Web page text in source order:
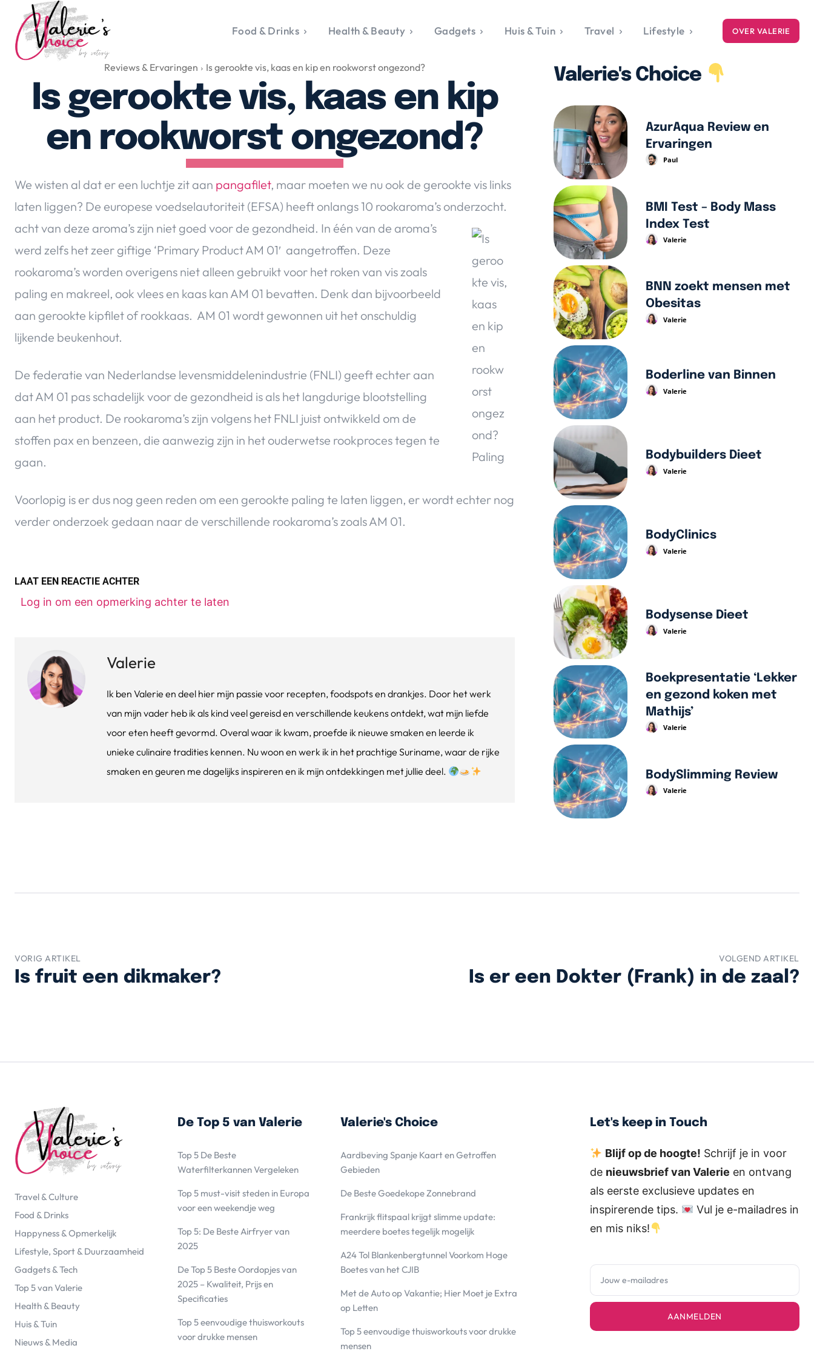
Valerie's Topics
Travel & Culture
Food & Drinks
Happyness & Opmerkelijk
Lifestyle, Sport &
Duurzaamheid
Gadgets & Tech
Top 5 van Valerie
Health & Beauty
Huis & Tuin
Nieuws & Media
Over Valerie
De Top 5
Food & Drinks
Health & Beauty
Huis & Tuin
Lifestyle
Food & Drinks Health & Beauty Gadgets Huis & Tuin Travel Lifestyle OVER VALERIE
Reviews & Ervaringen Is gerookte vis, kaas en kip en rookworst ongezond?
Is gerookte vis, kaas en kip
en rookworst ongezond?
We wisten al dat er een luchtje zit aan pangafilet, maar moeten we nu ook de gerookte vis links
laten liggen? De europese voedselautoriteit (EFSA) heeft onlangs 10 rookaroma’s onderzocht.
acht van deze aroma’s zijn niet goed voor de gezondheid. In één van de aroma’s
werd zelfs het zeer giftige ‘Primary Product AM 01′ aangetroffen. Deze
rookaroma’s worden overigens niet alleen gebruikt voor het roken van vis zoals
paling en makreel, ook vlees en kaas kan AM 01 bevatten. Denk dan bijvoorbeeld
aan gerookte kipfilet of rookkaas. AM 01 wordt gewonnen uit het onschuldig
lijkende beukenhout.
De federatie van Nederlandse levensmiddelenindustrie (FNLI) geeft echter aan
dat AM 01 pas schadelijk voor de gezondheid is als het langdurige blootstelling
aan het product. De rookaroma’s zijn volgens het FNLI juist ontwikkeld om de
stoffen pax en benzeen, die aanwezig zijn in het ouderwetse rookproces tegen te
gaan.
Voorlopig is er dus nog geen reden om een gerookte paling te laten liggen, er wordt echter nog
verder onderzoek gedaan naar de verschillende rookaroma’s zoals AM 01.
LAAT EEN REACTIE ACHTER
Log in om een opmerking achter te laten
Valerie
Ik ben Valerie en deel hier mijn passie voor recepten, foodspots en drankjes. Door het werk
van mijn vader heb ik als kind veel gereisd en verschillende keukens ontdekt, wat mijn liefde
voor eten heeft gevormd. Overal waar ik kwam, proefde ik nieuwe smaken en leerde ik
unieke culinaire tradities kennen. Nu woon en werk ik in het prachtige Suriname, waar de rijke
smaken en geuren me dagelijks inspireren en ik mijn ontdekkingen met jullie deel.
Valerie's Choice
AzurAqua Review en
Ervaringen
Paul
BMI Test – Body Mass
Index Test
Valerie
BNN zoekt mensen met
Obesitas
Valerie
Boderline van Binnen
Valerie
Bodybuilders Dieet
Valerie
BodyClinics
Valerie
Bodysense Dieet
Valerie
Boekpresentatie ‘Lekker
en gezond koken met
Mathijs’
Valerie
BodySlimming Review
Valerie
VORIG ARTIKEL
Is fruit een dikmaker?
VOLGEND ARTIKEL
Is er een Dokter (Frank) in de zaal?
Travel & Culture
Food & Drinks
Happyness & Opmerkelijk
Lifestyle, Sport & Duurzaamheid
Gadgets & Tech
Top 5 van Valerie
Health & Beauty
Huis & Tuin
Nieuws & Media
De Top 5 van Valerie
Top 5 De Beste
Waterfilterkannen Vergeleken
Top 5 must-visit steden in Europa
voor een weekendje weg
Top 5: De Beste Airfryer van
2025
De Top 5 Beste Oordopjes van
2025 – Kwaliteit, Prijs en
Specificaties
Top 5 eenvoudige thuisworkouts
voor drukke mensen
Valerie's Choice
Aardbeving Spanje Kaart en Getroffen
Gebieden
De Beste Goedekope Zonnebrand
Frankrijk flitspaal krijgt slimme update:
meerdere boetes tegelijk mogelijk
A24 Tol Blankenbergtunnel Voorkom Hoge
Boetes van het CJIB
Met de Auto op Vakantie; Hier Moet je Extra
op Letten
Top 5 eenvoudige thuisworkouts voor drukke
mensen
Let's keep in Touch
Blijf op de hoogte! Schrijf je in voor
de nieuwsbrief van Valerie en ontvang
als eerste exclusieve updates en
inspirerende tips.
Vul je e-mailadres in
en mis niks!
AANMELDEN